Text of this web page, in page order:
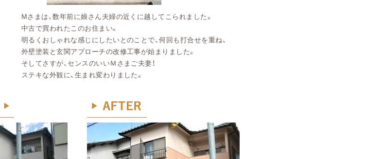
年前に娘さん夫婦の近くに越してこられました。
れたこのお住まい。
れな感じにしたいとのことで、何回も打合せを重ね、
玄関アプローチの改修工事が始まりました。
が、センスのいいＭさまご夫妻！
観に、生まれ変わりました。